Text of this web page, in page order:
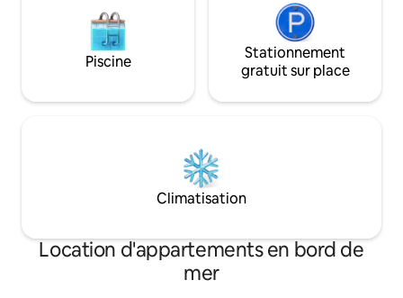
Piscine
Stationnement
gratuit sur place
Climatisation
Location d'appartements en bord de
mer